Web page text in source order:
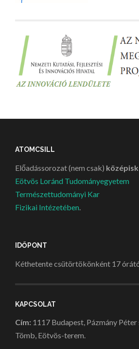
ATOMCSILL
Előadássorozat (nem csak)
Eötvös Loránd Tudományegyetem
Természettudományi Kar
Fizikai Intézetében.
IDŐPONT
Kéthetente csütörtökönként 17
KAPCSOLAT
Cím: 1117 Budapest, Pázmány
Tömb, Eötvös-terem.